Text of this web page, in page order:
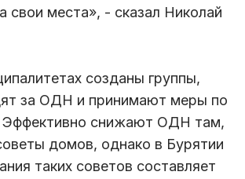
свои места», - сказал Николай
созданы группы,
за ОДН и принимают меры по
Эффективно снижают ОДН там,
домов, однако в Бурятии
таких советов составляет